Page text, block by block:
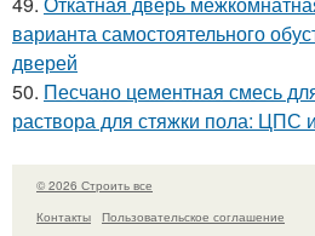
варианта самостоятельного
дверей
50. Песчано цементная смесь
раствора для стяжки пола: ЦПС
© 2026 Строить все
Контакты
Пользовательское соглашение